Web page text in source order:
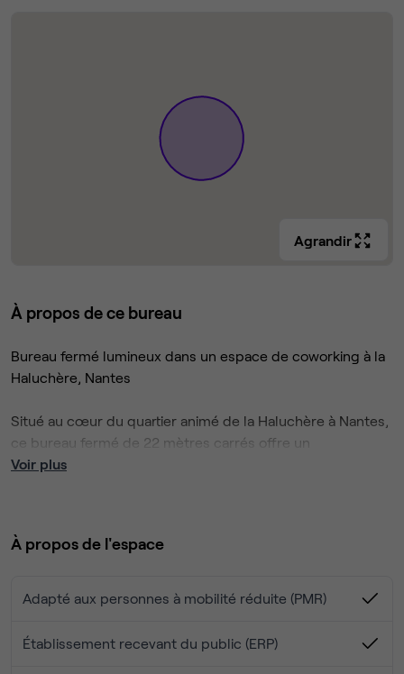
Agrandir
À propos de ce bureau
Bureau fermé lumineux dans un espace de coworking à la
Haluchère, Nantes
Situé au cœur du quartier animé de la Haluchère à Nantes,
ce bureau fermé de 22 mètres carrés offre un
environnement de travail professionnel et chaleureux pour
solution flexible pour les équipes de petite taille ou les
La lumière naturelle abonde dans cet espace, créant une
plus, vous bénéficiez d'un accès des espaces fermés : les
équipées pour des sessions de travail collaboratives ou
Voir plus
À propos de l'espace
Adapté aux personnes à mobilité réduite (PMR)
Établissement recevant du public (ERP)